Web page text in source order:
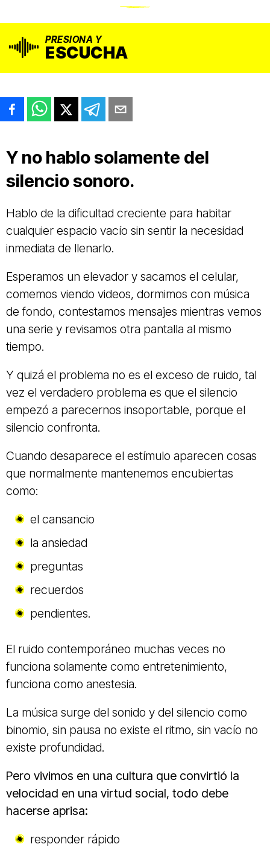
PRESIONA Y
ESCUCHA
Y no hablo solamente del
silencio sonoro.
Hablo de la dificultad creciente para habitar
cualquier espacio vacío sin sentir la necesidad
inmediata de llenarlo.
Esperamos un elevador y sacamos el celular,
comemos viendo videos, dormimos con música
de fondo, contestamos mensajes mientras vemos
una serie y revisamos otra pantalla al mismo
tiempo.
Y quizá el problema no es el exceso de ruido, tal
vez el verdadero problema es que el silencio
empezó a parecernos insoportable, porque el
silencio confronta.
Cuando desaparece el estímulo aparecen cosas
que normalmente mantenemos encubiertas
como:
el cansancio
la ansiedad
preguntas
recuerdos
pendientes.
El ruido contemporáneo muchas veces no
funciona solamente como entretenimiento,
funciona como anestesia.
La música surge del sonido y del silencio como
binomio, sin pausa no existe el ritmo, sin vacío no
existe profundidad.
Pero vivimos en una cultura que convirtió la
velocidad en una virtud social, todo debe
hacerse aprisa:
responder rápido